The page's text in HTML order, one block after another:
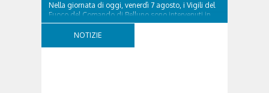
Nella giornata di oggi, venerdì 7 agosto, i Vigili del
Fuoco del Comando di Belluno sono intervenuti in
località Diassa, in Val d’Oten, nel comune di Calalzo
di Cadore, per liberare una strada rimasta bloccata
NOTIZIE